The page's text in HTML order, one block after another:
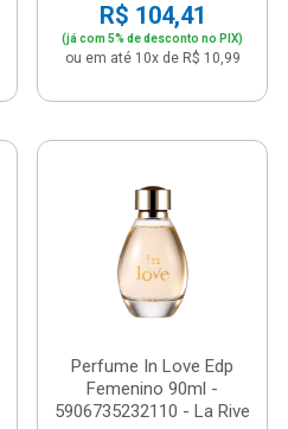
R$ 104,41
(já com 5% de desconto no PIX)
ou em até 10x de R$ 10,99
Perfume In Love Edp
Femenino 90ml -
5906735232110 - La Rive